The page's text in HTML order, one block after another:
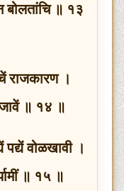
बोलतांचि ॥ १३
राजकारण ।
॥ १४ ॥
पद्यें वोळखावी ।
॥ १५ ॥